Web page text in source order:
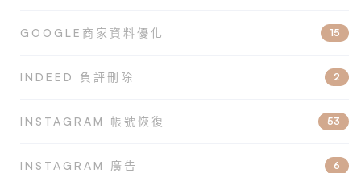
GOOGLE商家資料優化 15
INDEED 負評刪除 2
INSTAGRAM 帳號恢復 53
INSTAGRAM 廣告 6